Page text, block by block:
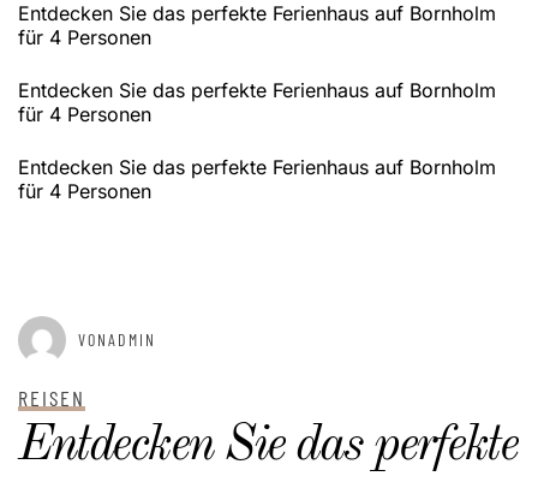
Entdecken Sie das perfekte Ferienhaus auf Bornholm
für 4 Personen
Entdecken Sie das perfekte Ferienhaus auf Bornholm
für 4 Personen
Entdecken Sie das perfekte Ferienhaus auf Bornholm
für 4 Personen
GEPOSTET AM
VONADMIN
REISEN
Entdecken Sie das perfekte